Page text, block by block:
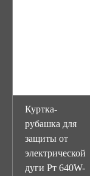
Куртка-
рубашка для
защиты от
электрической
дуги Рт 640W-